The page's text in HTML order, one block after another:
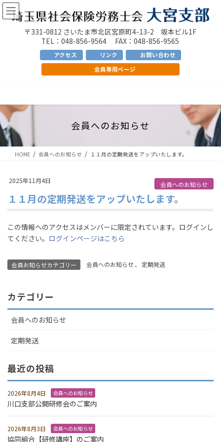
コ
ン
プ
ナ
ビ
動
〒331-0812 さいたま市北区宮原町4-13-2 坂本ビル1F
TEL：048-856-9564 FAX：048-856-9565
アクセス リンク
お問い合わせ
会員専用ページ
会員へのお知らせ
HOME 会員へのお知らせ １１月の定期発送をアップいたします。
2025年11月4日 会員へのお知らせ
１１月の定期発送をアップいたします。
この情報へのアクセスはメンバーに限定されています。ログインし
てください。 ログインページはこちら
会員お知らせカテゴリー 会員へのお知らせ、 定期発送
カテゴリー
会員へのお知らせ
定期発送
最近の投稿
2026年8月4日 会員へのお知らせ
川口支部公開研修会のご案内
2026年8月3日 会員へのお知らせ
協同組合【研修講座】のご案内